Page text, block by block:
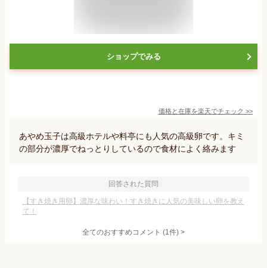
ショップでみる
価格と在庫を楽天でチェック >>
あやめ玉子は高級ホテルや料亭にも人気の高級卵です。キミ
の部分が濃厚でねっとりしているので食材によく絡みます
回答された質問
【すき焼き用卵】濃厚な味わい！すき焼きに人気の美味しい卵を教え
て！
全てのおすすめコメント (1件) >